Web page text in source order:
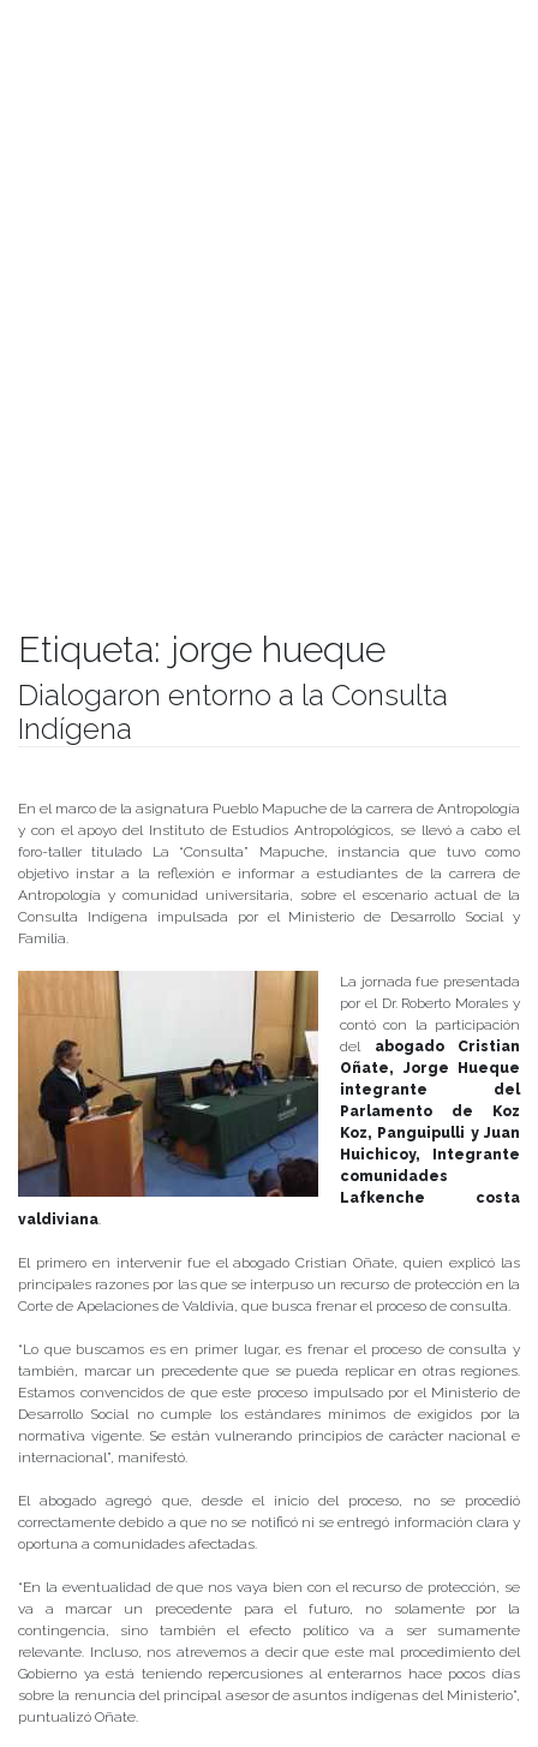
Etiqueta: jorge hueque
Dialogaron entorno a la Consulta
Indígena
En el marco de la asignatura Pueblo Mapuche de la carrera de Antropología
y con el apoyo del Instituto de Estudios Antropológicos, se llevó a cabo el
foro-taller titulado La “Consulta” Mapuche, instancia que tuvo como
objetivo instar a la reflexión e informar a estudiantes de la carrera de
Antropología y comunidad universitaria, sobre el escenario actual de la
Consulta Indígena impulsada por el Ministerio de Desarrollo Social y
Familia.
La jornada fue presentada
por el Dr. Roberto Morales y
contó con la participación
del
abogado Cristian
Oñate, Jorge Hueque
integrante del
Parlamento de Koz
Koz, Panguipulli y Juan
Huichicoy, Integrante
comunidades
Lafkenche costa
valdiviana.
El primero en intervenir fue el abogado Cristian Oñate, quien explicó las
principales razones por las que se interpuso un recurso de protección en la
Corte de Apelaciones de Valdivia, que busca frenar el proceso de consulta.
“Lo que buscamos es en primer lugar, es frenar el proceso de consulta y
también, marcar un precedente que se pueda replicar en otras regiones.
Estamos convencidos de que este proceso impulsado por el Ministerio de
Desarrollo Social no cumple los estándares mínimos de exigidos por la
normativa vigente. Se están vulnerando principios de carácter nacional e
internacional”, manifestó.
El abogado agregó que, desde el inicio del proceso, no se procedió
correctamente debido a que no se notificó ni se entregó información clara y
oportuna a comunidades afectadas.
“En la eventualidad de que nos vaya bien con el recurso de protección, se
va a marcar un precedente para el futuro, no solamente por la
contingencia, sino también el efecto político va a ser sumamente
relevante. Incluso, nos atrevemos a decir que este mal procedimiento del
Gobierno ya está teniendo repercusiones al enterarnos hace pocos días
sobre la renuncia del principal asesor de asuntos indígenas del Ministerio”,
puntualizó Oñate.